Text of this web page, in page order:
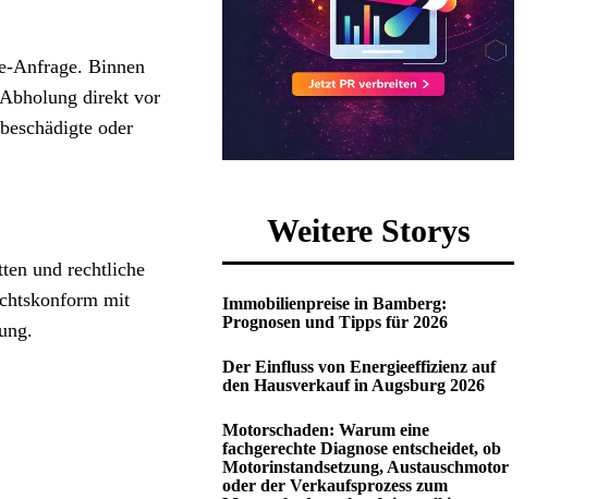
Anfrage. Binnen
direkt vor
oder
und rechtliche
mit
Weitere Storys
Immobilienpreise in Bamberg:
Prognosen und Tipps für 2026
Der Einfluss von Energieeffizienz auf
den Hausverkauf in Augsburg 2026
Motorschaden: Warum eine
fachgerechte Diagnose entscheidet, ob
Motorinstandsetzung, Austauschmotor
oder der Verkaufsprozess zum